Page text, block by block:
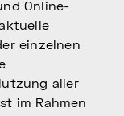
Online-
einzelnen
aller
im Rahmen